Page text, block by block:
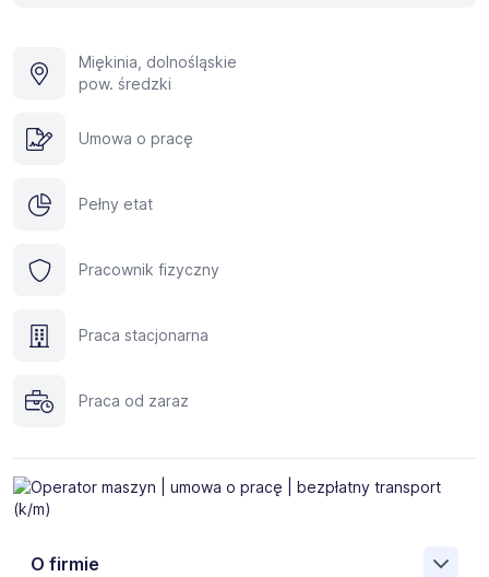
Miękinia, dolnośląskie
pow. średzki
Umowa o pracę
Pełny etat
Pracownik fizyczny
Praca stacjonarna
Praca od zaraz
O firmie